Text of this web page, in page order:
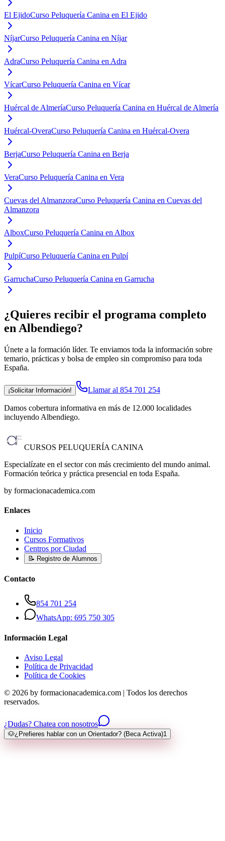
El EjidoCurso Peluquería Canina en El Ejido
NíjarCurso Peluquería Canina en Níjar
AdraCurso Peluquería Canina en Adra
VícarCurso Peluquería Canina en Vícar
Huércal de AlmeríaCurso Peluquería Canina en Huércal de Almería
Huércal-OveraCurso Peluquería Canina en Huércal-Overa
BerjaCurso Peluquería Canina en Berja
VeraCurso Peluquería Canina en Vera
Cuevas del AlmanzoraCurso Peluquería Canina en Cuevas del
Almanzora
AlboxCurso Peluquería Canina en Albox
PulpíCurso Peluquería Canina en Pulpí
GarruchaCurso Peluquería Canina en Garrucha
¿Quieres recibir el programa completo
en Albendiego?
Únete a la formación líder. Te enviamos toda la información sobre
temario, prácticas y bolsa de empleo sin compromiso para toda
España.
¡Solicitar Información! Llamar al 854 701 254
Damos cobertura informativa en más de 12.000 localidades
incluyendo Albendiego.
CURSOS PELUQUERÍA CANINA
Especialízate en el sector con más crecimiento del mundo animal.
Formación teórica y práctica presencial en toda España.
by formacionacademica.com
Enlaces
Inicio
Cursos Formativos
Centros por Ciudad
📝 Registro de Alumnos
Contacto
854 701 254
WhatsApp: 695 750 305
Información Legal
Aviso Legal
Política de Privacidad
Política de Cookies
© 2026 by formacionacademica.com | Todos los derechos
reservados.
¿Dudas? Chatea con nosotros
🐶¿Prefieres hablar con un Orientador? (Beca Activa)1